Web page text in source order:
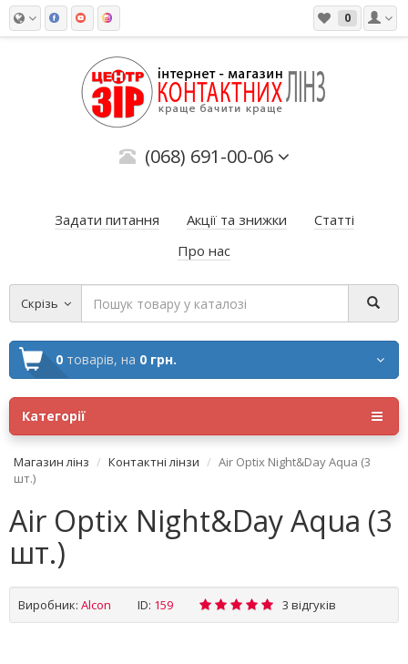
0
(068) 691-00-06
Задати питання Акції та знижки
Статті
Про нас
Скрізь
0 товарів, на 0 грн.
Категорії
Магазин лінз Контактні лінзи
Air Optix Night&Day Aqua (3
шт.)
Air Optix Night&Day Aqua (3
шт.)
Виробник: Alсon ID: 159 3 відгуків